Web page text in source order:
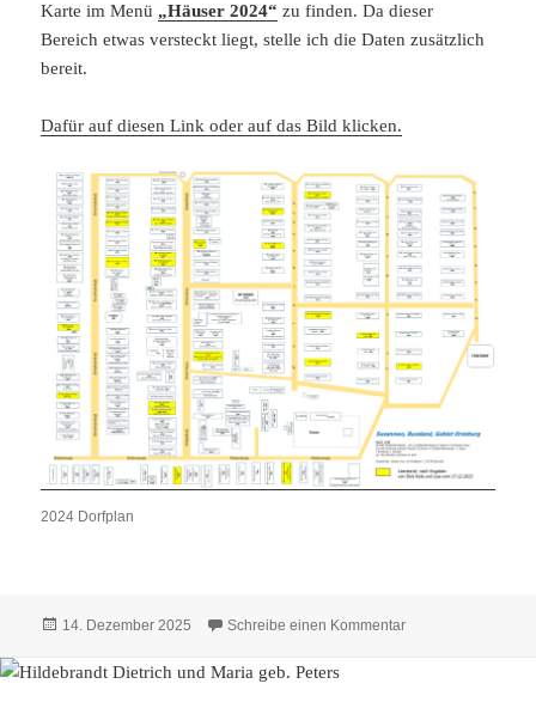
Karte im Menü „Häuser 2024“ zu finden. Da dieser
Bereich etwas versteckt liegt, stelle ich die Daten zusätzlich
bereit.
Dafür auf diesen Link oder auf das Bild klicken.
2024 Dorfplan
Veröffentlicht
14. Dezember 2025 Schreibe einen Kommentarzu Häuser 2024 –